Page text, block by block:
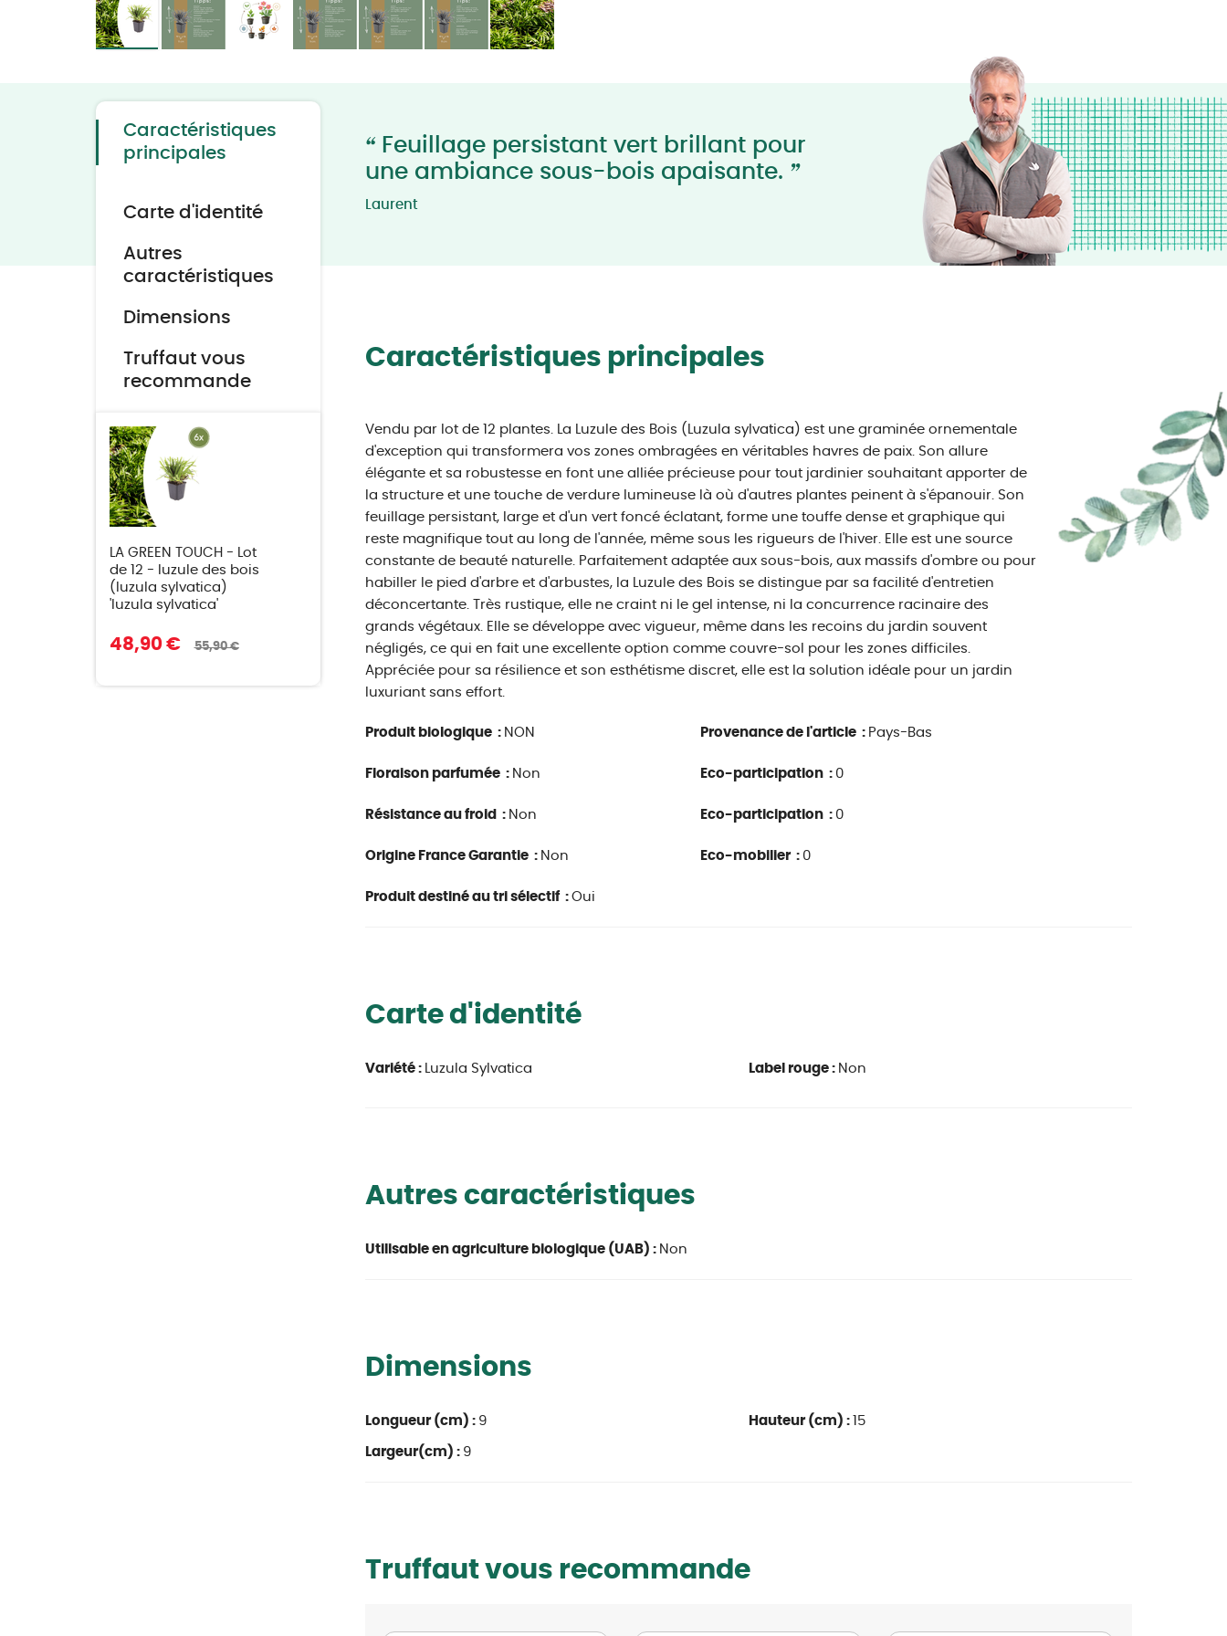
of
the
images
“Feuillage persistant vert brillant pour
une ambiance sous-bois apaisante. ”
Laurent
Caractéristiques
principales
Carte d'identité
Autres
caractéristiques
Dimensions
Truffaut vous
recommande
LA GREEN TOUCH - Lot
de 12 - luzule des bois
(luzula sylvatica)
'luzula sylvatica'
48,90 € 55,90 €
Caractéristiques principales
Vendu par lot de 12 plantes. La Luzule des Bois (Luzula sylvatica) est une graminée ornementale
d'exception qui transformera vos zones ombragées en véritables havres de paix. Son allure
élégante et sa robustesse en font une alliée précieuse pour tout jardinier souhaitant apporter de
la structure et une touche de verdure lumineuse là où d'autres plantes peinent à s'épanouir. Son
feuillage persistant, large et d'un vert foncé éclatant, forme une touffe dense et graphique qui
reste magnifique tout au long de l'année, même sous les rigueurs de l'hiver. Elle est une source
constante de beauté naturelle. Parfaitement adaptée aux sous-bois, aux massifs d'ombre ou pour
habiller le pied d'arbre et d'arbustes, la Luzule des Bois se distingue par sa facilité d'entretien
déconcertante. Très rustique, elle ne craint ni le gel intense, ni la concurrence racinaire des
grands végétaux. Elle se développe avec vigueur, même dans les recoins du jardin souvent
négligés, ce qui en fait une excellente option comme couvre-sol pour les zones difficiles.
Appréciée pour sa résilience et son esthétisme discret, elle est la solution idéale pour un jardin
luxuriant sans effort.
Produit biologique : NON
Floraison parfumée : Non
Résistance au froid : Non
Origine France Garantie : Non
Produit destiné au tri sélectif : Oui
Provenance de l'article : Pays-Bas
Eco-participation : 0
Eco-participation : 0
Eco-mobilier : 0
Carte d'identité
Variété : Luzula Sylvatica Label rouge : Non
Autres caractéristiques
Utilisable en agriculture biologique (UAB) : Non
Dimensions
Longueur (cm) : 9
Largeur(cm) : 9
Hauteur (cm) : 15
Truffaut vous recommande